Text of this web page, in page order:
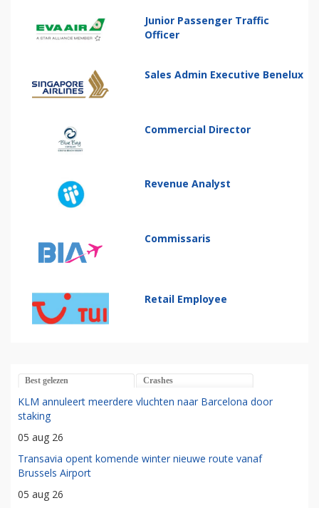
Junior Passenger Traffic
Officer
Sales Admin Executive Benelux
Commercial Director
Revenue Analyst
Commissaris
Retail Employee
Best gelezen Crashes
KLM annuleert meerdere vluchten naar Barcelona door
staking
05 aug 26
Transavia opent komende winter nieuwe route vanaf
Brussels Airport
05 aug 26